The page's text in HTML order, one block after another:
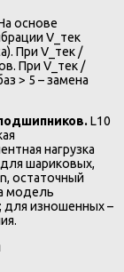
основе
V_тек
При V_тек /
При V_тек /
> 5 – замена
L10
нагрузка
шариковых,
остаточный
модель
изношенных –